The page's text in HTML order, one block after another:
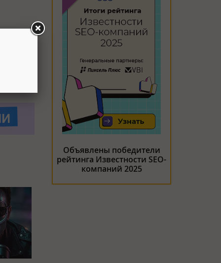
Объявлены победители
рейтинга Известности SEO-
компаний 2025